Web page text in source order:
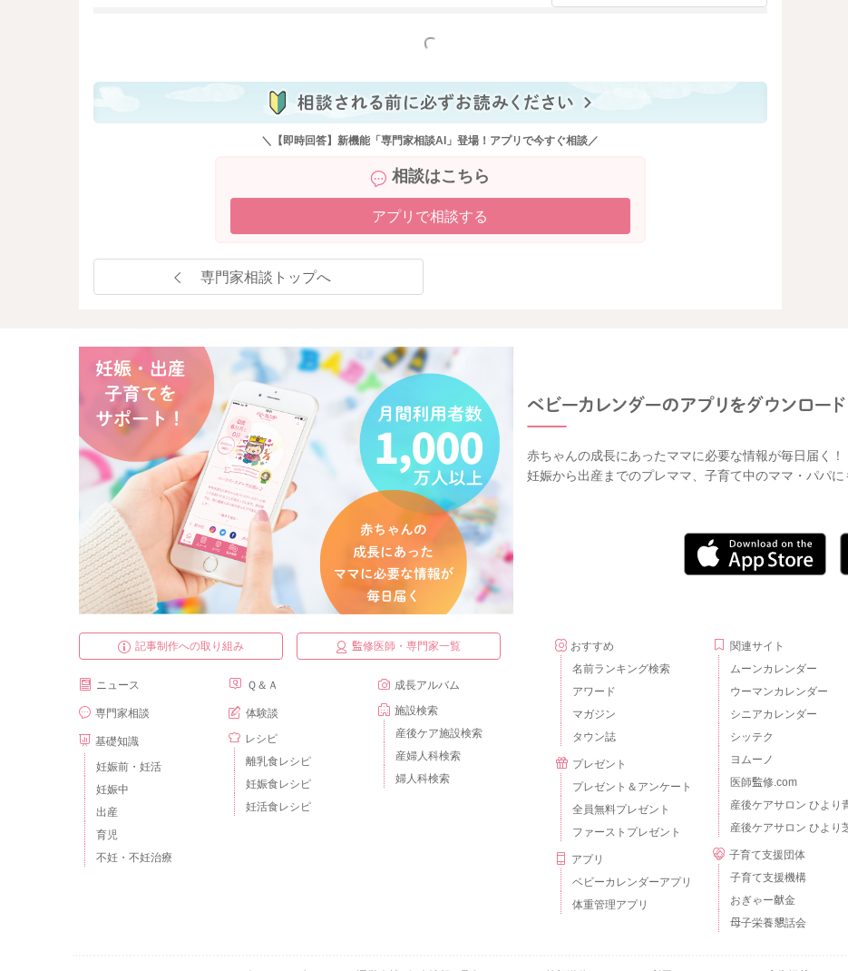
もっと見る
＼【即時回答】新機能「専門家相談AI」登場！アプリで今すぐ相談／
相談はこちら
アプリで相談する
専門家相談トップへ
赤ちゃんの成長にあったママに必要な情報が毎日届く！
妊娠から出産までのプレママ、子育て中のママ・パパ
記事制作への取り組み 監修医師・専門家一覧
ニュース
専門家相談
基礎知識
妊娠前・妊活
妊娠中
出産
育児
不妊・不妊治療
Ｑ＆Ａ
体験談
レシピ
離乳食レシピ
妊娠食レシピ
妊活食レシピ
成長アルバム
施設検索
産後ケア施設検索
産婦人科検索
婦人科検索
おすすめ
名前ランキング検索
アワード
マガジン
タウン誌
プレゼント
プレゼント＆アンケート
全員無料プレゼント
ファーストプレゼント
アプリ
ベビーカレンダーアプリ
体重管理アプリ
関連サイト
ムーンカレンダー
ウーマンカレンダー
シニアカレンダー
シッテク
ヨムーノ
医師監修.com
産後ケアサロン ひより
産後ケアサロン ひより
子育て支援団体
子育て支援機構
おぎゃー献金
母子栄養懇話会